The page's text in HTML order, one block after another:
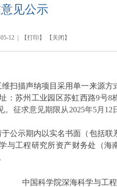
见公示
12 | 【打印】 【关闭】
扫描声纳项目采用单一来源方
：苏州工业园区苏虹西路9号8
征求意见期限从2025年5月12
公示期内以实名书面（包括联
与工程研究所资产财务处（海
中国科学院深海科学与工